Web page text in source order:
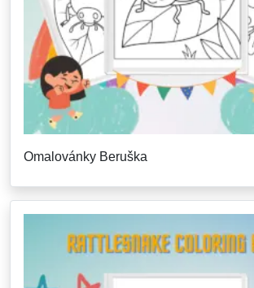
Omalovánky Beruška